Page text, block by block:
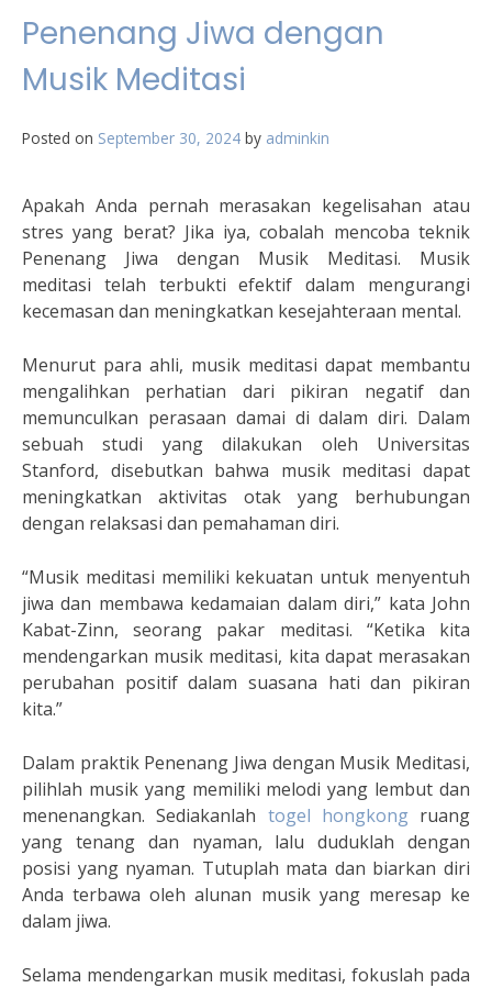
Penenang Jiwa dengan
Musik Meditasi
Posted on September 30, 2024 by adminkin
Apakah Anda pernah merasakan kegelisahan atau
stres yang berat? Jika iya, cobalah mencoba teknik
Penenang Jiwa dengan Musik Meditasi. Musik
meditasi telah terbukti efektif dalam mengurangi
kecemasan dan meningkatkan kesejahteraan mental.
Menurut para ahli, musik meditasi dapat membantu
mengalihkan perhatian dari pikiran negatif dan
memunculkan perasaan damai di dalam diri. Dalam
sebuah studi yang dilakukan oleh Universitas
Stanford, disebutkan bahwa musik meditasi dapat
meningkatkan aktivitas otak yang berhubungan
dengan relaksasi dan pemahaman diri.
“Musik meditasi memiliki kekuatan untuk menyentuh
jiwa dan membawa kedamaian dalam diri,” kata John
Kabat-Zinn, seorang pakar meditasi. “Ketika kita
mendengarkan musik meditasi, kita dapat merasakan
perubahan positif dalam suasana hati dan pikiran
kita.”
Dalam praktik Penenang Jiwa dengan Musik Meditasi,
pilihlah musik yang memiliki melodi yang lembut dan
menenangkan. Sediakanlah togel hongkongruang
yang tenang dan nyaman, lalu duduklah dengan
posisi yang nyaman. Tutuplah mata dan biarkan diri
Anda terbawa oleh alunan musik yang meresap ke
dalam jiwa.
Selama mendengarkan musik meditasi, fokuslah pada